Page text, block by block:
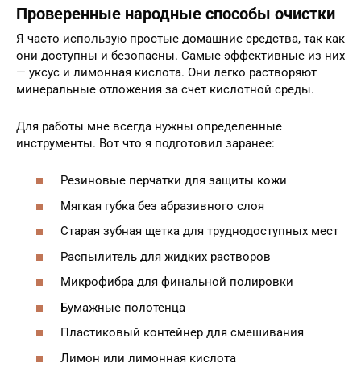
Проверенные народные способы очистки
Я часто использую простые домашние средства, так как
они доступны и безопасны. Самые эффективные из них
— уксус и лимонная кислота. Они легко растворяют
минеральные отложения за счет кислотной среды.
Для работы мне всегда нужны определенные
инструменты. Вот что я подготовил заранее:
Резиновые перчатки для защиты кожи
Мягкая губка без абразивного слоя
Старая зубная щетка для труднодоступных мест
Распылитель для жидких растворов
Микрофибра для финальной полировки
Бумажные полотенца
Пластиковый контейнер для смешивания
Лимон или лимонная кислота